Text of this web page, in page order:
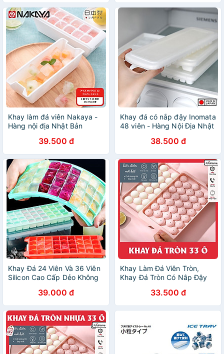
Khay làm đá viên Nakaya -
Hàng nội địa Nhật Bản
39.500 đ
Khay đá có nắp đậy Inomata
48 viên - Hàng Nội Địa Nhật
38.500 đ
Khay Đá 24 Viên Và 36 Viên
Silicon Cao Cấp Dẻo Không
Chống Tràn Tiện Lợi
39.000 đ
Khay Làm Đá Viên Tròn,
Khay Đá Tròn Có Nắp Đậy
Làm Thạch 33 Ô
33.500 đ